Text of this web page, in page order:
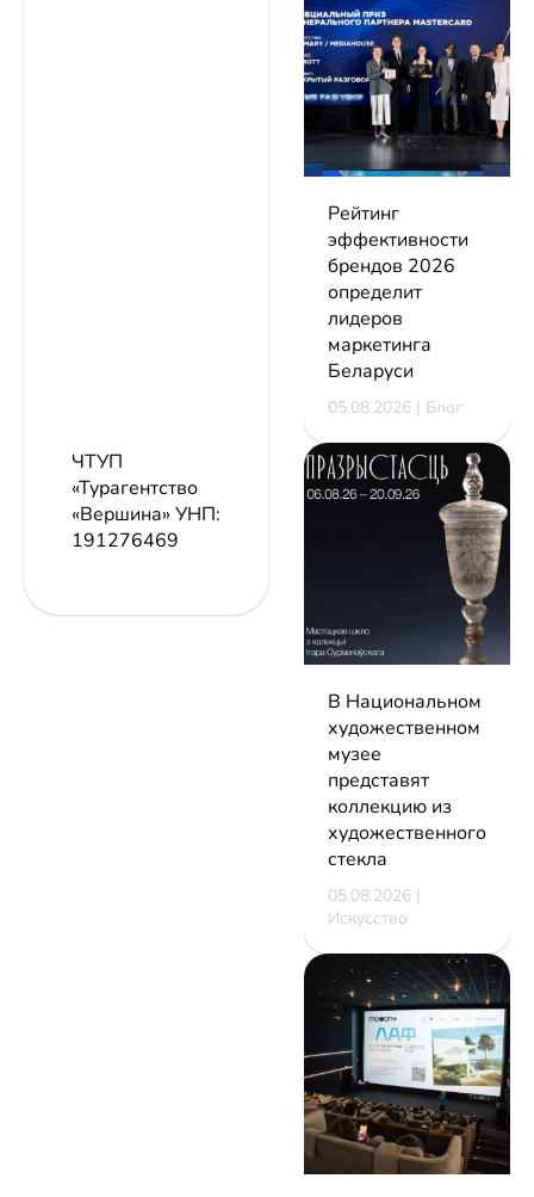
ЧТУП
«Турагентство
«Вершина» УНП:
191276469
Рейтинг
эффективности
брендов 2026
определит
лидеров
маркетинга
Беларуси
05.08.2026 | Блог
В Национальном
художественном
музее
представят
коллекцию из
художественного
стекла
05.08.2026 |
Искусство